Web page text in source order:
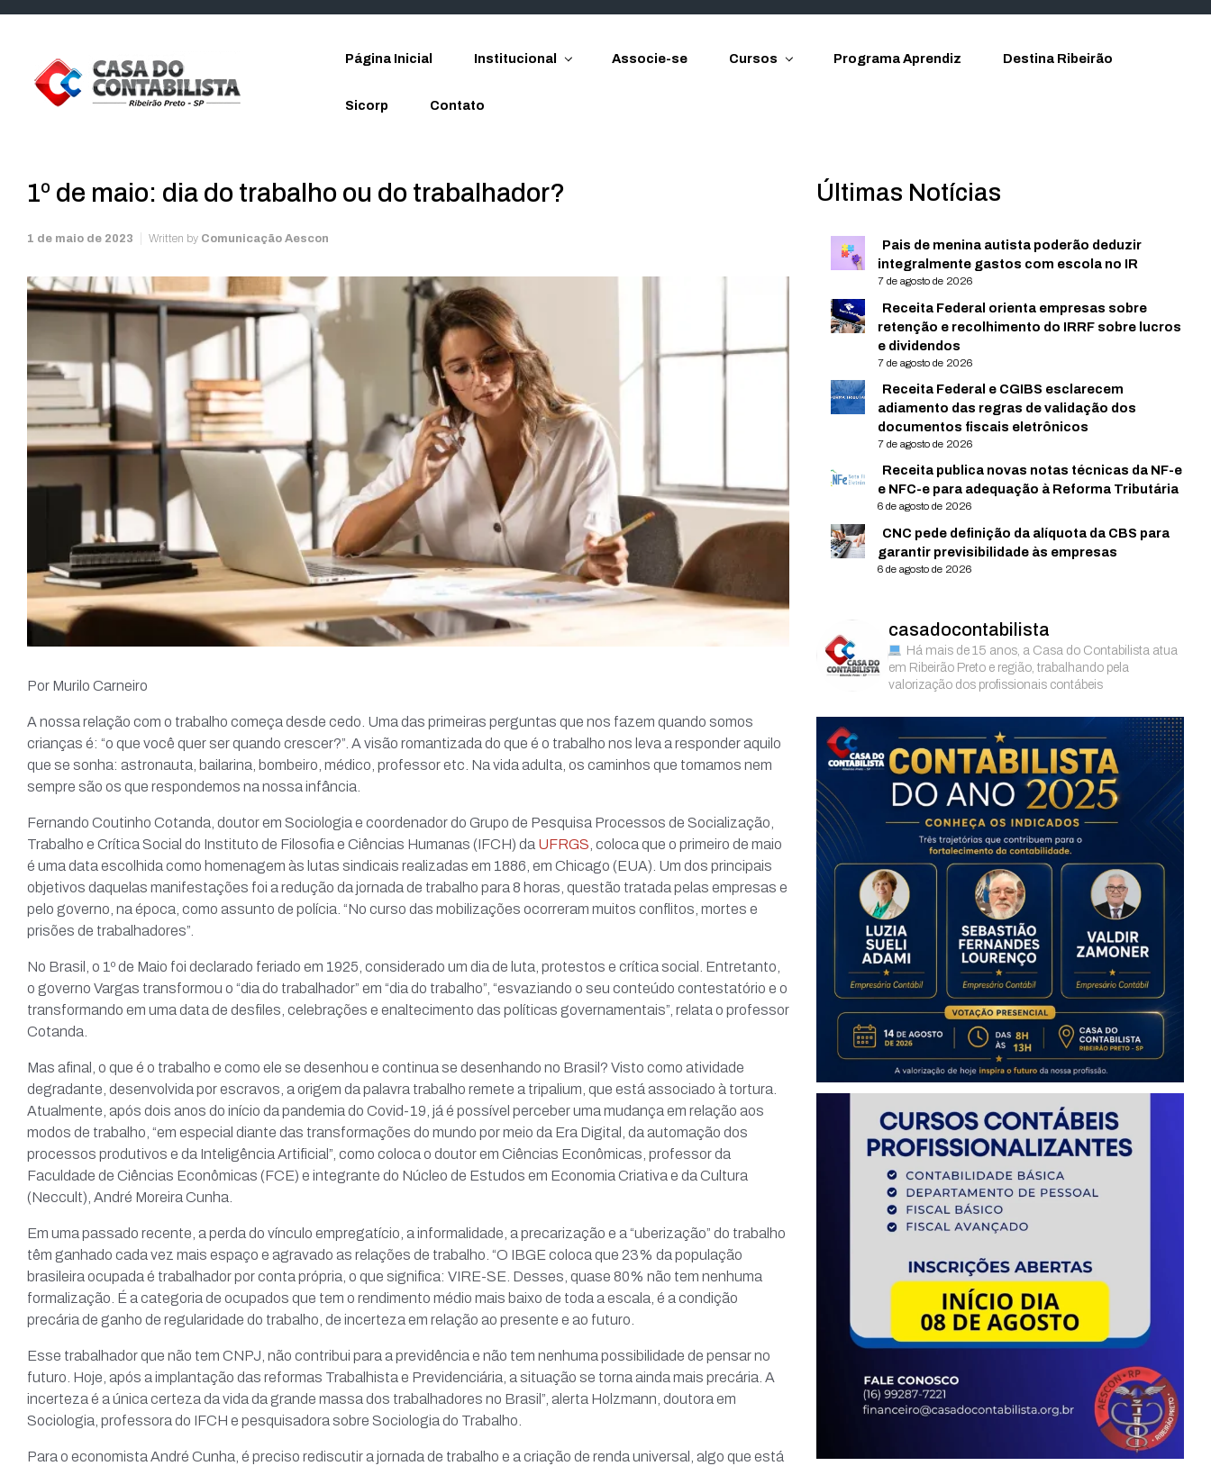
Página Inicial Institucional Associe-se Cursos Programa Aprendiz Destina Ribeirão
Sicorp Contato
1º de maio: dia do trabalho ou do trabalhador?
1 de maio de 2023 Written by Comunicação Aescon
Por Murilo Carneiro
A nossa relação com o trabalho começa desde cedo. Uma das primeiras perguntas que nos fazem quando somos
crianças é: “o que você quer ser quando crescer?”. A visão romantizada do que é o trabalho nos leva a responder aquilo
que se sonha: astronauta, bailarina, bombeiro, médico, professor etc. Na vida adulta, os caminhos que tomamos nem
sempre são os que respondemos na nossa infância.
Fernando Coutinho Cotanda, doutor em Sociologia e coordenador do Grupo de Pesquisa Processos de Socialização,
Trabalho e Crítica Social do Instituto de Filosofia e Ciências Humanas (IFCH) da UFRGS , coloca que o primeiro de maio
é uma data escolhida como homenagem às lutas sindicais realizadas em 1886, em Chicago (EUA). Um dos principais
objetivos daquelas manifestações foi a redução da jornada de trabalho para 8 horas, questão tratada pelas empresas e
pelo governo, na época, como assunto de polícia. “No curso das mobilizações ocorreram muitos conflitos, mortes e
prisões de trabalhadores”.
No Brasil, o 1º de Maio foi declarado feriado em 1925, considerado um dia de luta, protestos e crítica social. Entretanto,
o governo Vargas transformou o “dia do trabalhador” em “dia do trabalho”, “esvaziando o seu conteúdo contestatório e o
transformando em uma data de desfiles, celebrações e enaltecimento das políticas governamentais”, relata o professor
Cotanda.
Mas afinal, o que é o trabalho e como ele se desenhou e continua se desenhando no Brasil? Visto como atividade
degradante, desenvolvida por escravos, a origem da palavra trabalho remete a tripalium, que está associado à tortura.
Atualmente, após dois anos do início da pandemia do Covid-19, já é possível perceber uma mudança em relação aos
modos de trabalho, “em especial diante das transformações do mundo por meio da Era Digital, da automação dos
processos produtivos e da Inteligência Artificial”, como coloca o doutor em Ciências Econômicas, professor da
Faculdade de Ciências Econômicas (FCE) e integrante do Núcleo de Estudos em Economia Criativa e da Cultura
(Neccult), André Moreira Cunha.
Em uma passado recente, a perda do vínculo empregatício, a informalidade, a precarização e a “uberização” do trabalho
têm ganhado cada vez mais espaço e agravado as relações de trabalho. “O IBGE coloca que 23% da população
brasileira ocupada é trabalhador por conta própria, o que significa: VIRE-SE. Desses, quase 80% não tem nenhuma
formalização. É a categoria de ocupados que tem o rendimento médio mais baixo de toda a escala, é a condição
precária de ganho de regularidade do trabalho, de incerteza em relação ao presente e ao futuro.
Esse trabalhador que não tem CNPJ, não contribui para a previdência e não tem nenhuma possibilidade de pensar no
futuro. Hoje, após a implantação das reformas Trabalhista e Previdenciária, a situação se torna ainda mais precária. A
incerteza é a única certeza da vida da grande massa dos trabalhadores no Brasil”, alerta Holzmann, doutora em
Sociologia, professora do IFCH e pesquisadora sobre Sociologia do Trabalho.
Para o economista André Cunha, é preciso rediscutir a jornada de trabalho e a criação de renda universal, algo que está
Últimas Notícias
Pais de menina autista poderão deduzir
integralmente gastos com escola no IR
7 de agosto de 2026
Receita Federal orienta empresas sobre
retenção e recolhimento do IRRF sobre lucros
e dividendos
7 de agosto de 2026
Receita Federal e CGIBS esclarecem
adiamento das regras de validação dos
documentos fiscais eletrônicos
7 de agosto de 2026
Receita publica novas notas técnicas da NF-e
e NFC-e para adequação à Reforma Tributária
6 de agosto de 2026
CNC pede definição da alíquota da CBS para
garantir previsibilidade às empresas
6 de agosto de 2026
casadocontabilista
Há mais de 15 anos, a Casa do Contabilista atua
em Ribeirão Preto e região, trabalhando pela
valorização dos profissionais contábeis